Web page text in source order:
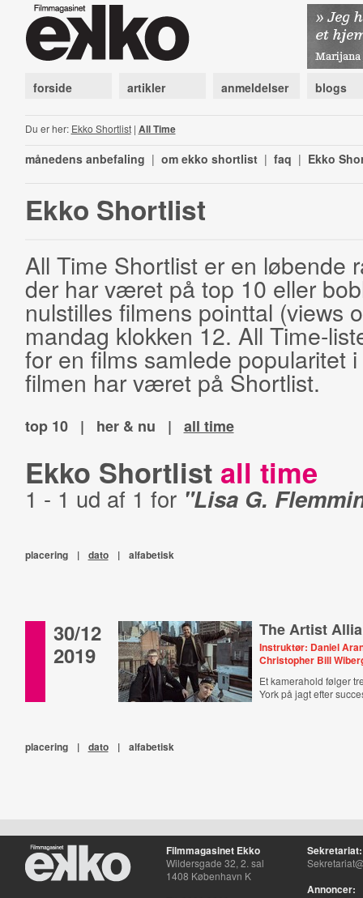
forside artikler anmeldelser blogs
Du er her: Ekko Shortlist| All Time
månedens anbefaling | om ekko shortlist | faq | Ekko
Ekko Shortlist
All Time Shortlist er en løbende
der har været på top 10 eller
nulstilles filmens pointtal (views
mandag klokken 12. All Time-
for en films samlede popularitet
filmen har været på Shortlist.
top 10 | her & nu | all time
Ekko Shortlist all time
1 - 1 ud af 1 for "Lisa G.
placering | dato | alfabetisk
30/12
2019
The Artist
Instruktør: Daniel
Christopher Bill
Et kamerahold følger
York på jagt efter
placering | dato | alfabetisk
Filmmagasinet Ekko
Wildersgade 32, 2. sal
1408 København K
Sekretariat:
Annoncer: